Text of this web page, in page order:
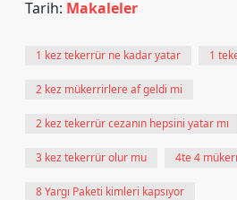
Tarih: Makaleler
1 kez tekerrür ne kadar yatar 1
2 kez mükerrirlere af geldi mi
2 kez tekerrür cezanın hepsini yatar mı
3 kez tekerrür olur mu 4te 4
8 Yargı Paketi kimleri kapsıyor